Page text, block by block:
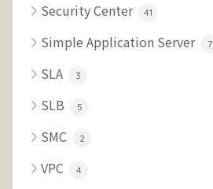
Security Center 41
Simple Application Server 7
SLA 3
SLB 5
SMC 2
VPC 4